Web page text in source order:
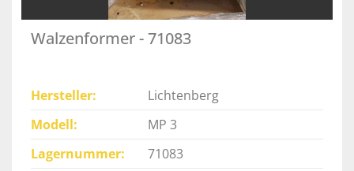
Walzenformer - 71083
Hersteller
Lichtenberg
Modell
MP 3
Lagernummer
71083